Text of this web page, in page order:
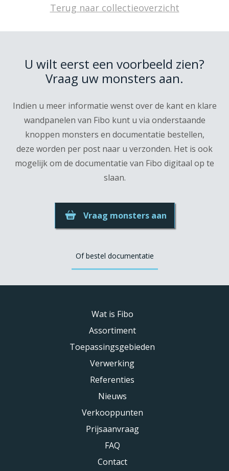
Terug naar collectieoverzicht
U wilt eerst een voorbeeld zien?
Vraag uw monsters aan.
Indien u meer informatie wenst over de kant en klare
wandpanelen van Fibo kunt u via onderstaande
knoppen monsters en documentatie bestellen,
deze worden per post naar u verzonden. Het is ook
mogelijk om de documentatie van Fibo digitaal op te
slaan.
Vraag monsters aan
Of bestel documentatie
Wat is Fibo
Assortiment
Toepassingsgebieden
Verwerking
Referenties
Nieuws
Verkooppunten
Prijsaanvraag
FAQ
Contact